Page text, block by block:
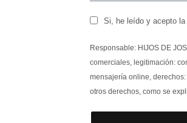
Si, he leído y acepto la
Responsable: HIJOS DE
comerciales, legitimación:
mensajería online,
otros derechos, como se